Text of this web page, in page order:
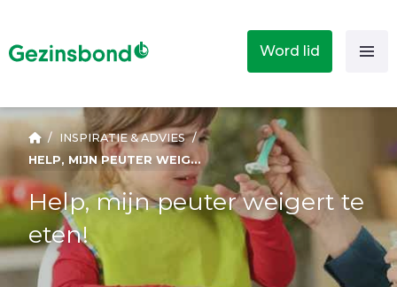
Word lid
/ INSPIRATIE & ADVIES /
HELP, MIJN PEUTER WEIGERT TE ETEN!
Help, mijn peuter weigert te
eten!